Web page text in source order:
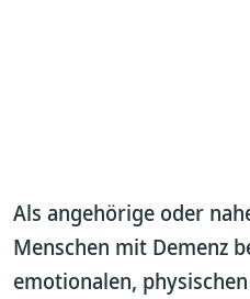
Als angehörige oder
Menschen mit Demenz
emotionalen,